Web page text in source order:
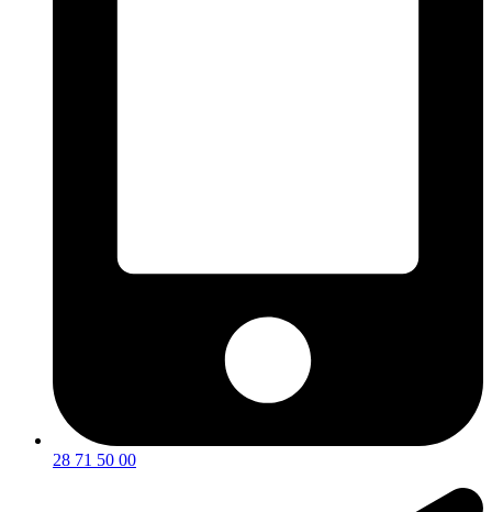
28 71 50 00